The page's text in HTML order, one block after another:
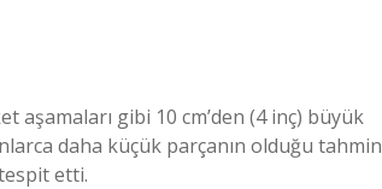
aşamaları gibi 10 cm’den (4 inç) büyük
daha küçük parçanın olduğu tahmin
etti.